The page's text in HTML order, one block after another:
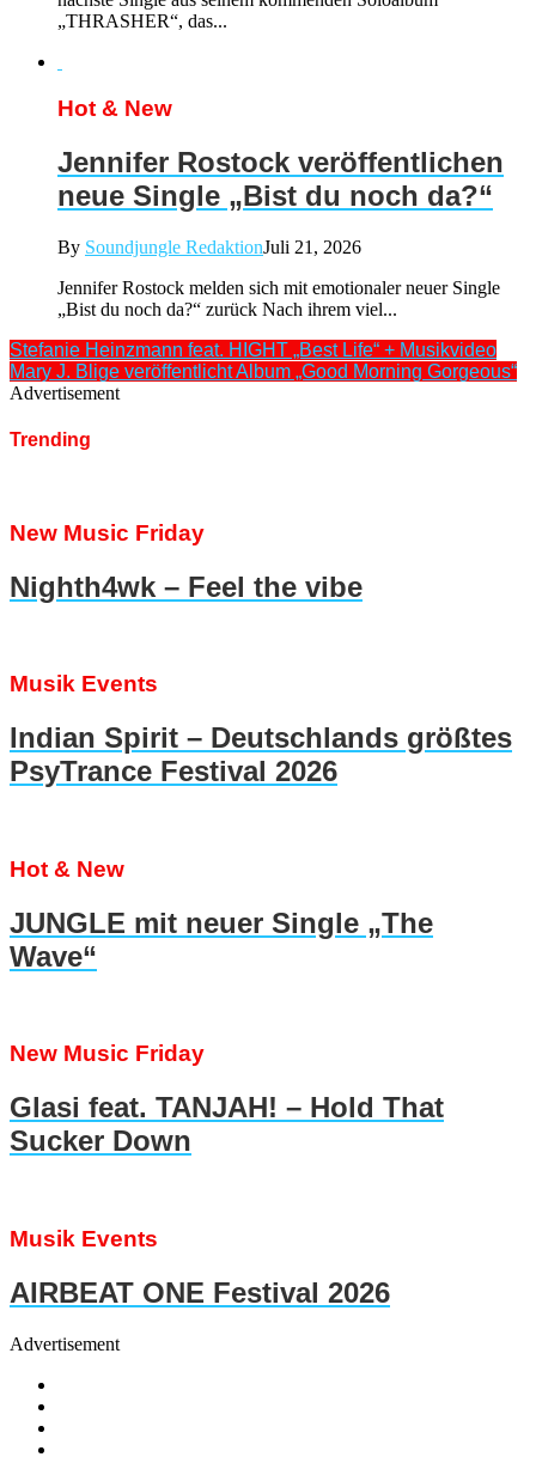
„THRASHER“, das...
Hot & New
Jennifer Rostock veröffentlichen
neue Single „Bist du noch da?“
By Soundjungle RedaktionJuli 21, 2026
Jennifer Rostock melden sich mit emotionaler neuer Single
„Bist du noch da?“ zurück Nach ihrem viel...
Stefanie Heinzmann feat. HIGHT „Best Life“ + Musikvideo
Mary J. Blige veröffentlicht Album „Good Morning Gorgeous“
Advertisement
Trending
New Music Friday
Nighth4wk – Feel the vibe
Musik Events
Indian Spirit – Deutschlands größtes
PsyTrance Festival 2026
Hot & New
JUNGLE mit neuer Single „The
Wave“
New Music Friday
Glasi feat. TANJAH! – Hold That
Sucker Down
Musik Events
AIRBEAT ONE Festival 2026
Advertisement